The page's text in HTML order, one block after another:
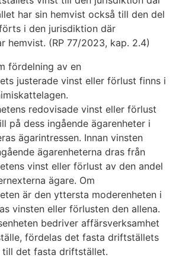
har sin hemvist också till den del
i den jurisdiktion där
hemvist. (RP 77/2023, kap. 2.4)
fördelning av en
justerade vinst eller förlust finns i
redovisade vinst eller förlust
på dess ingående ägarenheter i
ägarintressen. Innan vinsten
ägarenheterna dras från
vinst eller förlust av den andel
ägare. Om
är den yttersta moderenheten i
vinsten eller förlusten den allena.
bedriver affärsverksamhet
fördelas det fasta driftställets
till det fasta driftstället.